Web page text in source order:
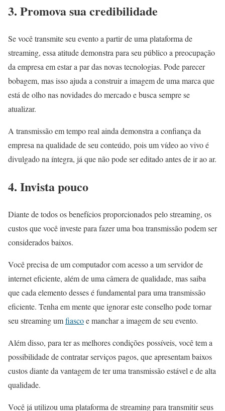
3. Promova sua credibilidade
Se você transmite seu evento a partir de uma plataforma de
streaming, essa atitude demonstra para seu público a preocupação
da empresa em estar a par das novas tecnologias. Pode parecer
bobagem, mas isso ajuda a construir a imagem de uma marca que
está de olho nas novidades do mercado e busca sempre se
atualizar.
A transmissão em tempo real ainda demonstra a confiança da
empresa na qualidade de seu conteúdo, pois um vídeo ao vivo é
divulgado na íntegra, já que não pode ser editado antes de ir ao ar.
4. Invista pouco
Diante de todos os benefícios proporcionados pelo streaming, os
custos que você investe para fazer uma boa transmissão podem ser
considerados baixos.
Você precisa de um computador com acesso a um servidor de
internet eficiente, além de uma câmera de qualidade, mas saiba
que cada elemento desses é fundamental para uma transmissão
eficiente. Tenha em mente que ignorar este conselho pode tornar
seu streaming umfiascoe manchar a imagem de seu evento.
Além disso, para ter as melhores condições possíveis, você tem a
possibilidade de contratar serviços pagos, que apresentam baixos
custos diante da vantagem de ter uma transmissão estável e de alta
qualidade.
Você já utilizou uma plataforma de streaming para transmitir seus